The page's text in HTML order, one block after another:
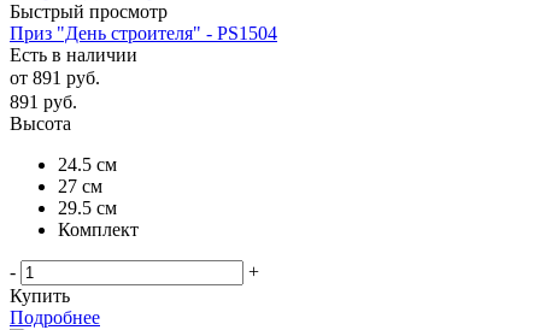
Быстрый просмотр
Приз "День строителя" - PS1504
Есть в наличии
от 891 руб.
891 руб.
Высота
24.5 см
27 см
29.5 см
Комплект
-
+
Купить
Подробнее